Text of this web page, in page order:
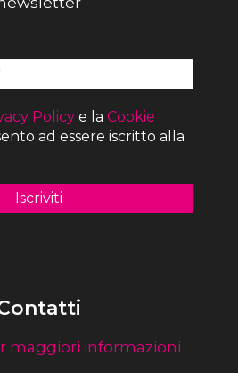
Policy e la Cookie
ad essere iscritto alla
maggiori informazioni